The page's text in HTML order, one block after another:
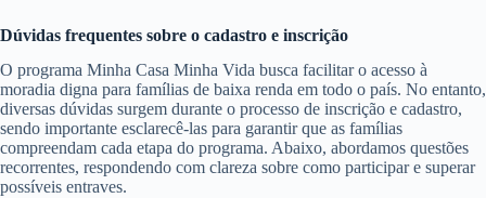
Dúvidas frequentes sobre o cadastro e inscrição
O programa Minha Casa Minha Vida busca facilitar o acesso à
moradia digna para famílias de baixa renda em todo o país. No entanto,
diversas dúvidas surgem durante o processo de inscrição e cadastro,
sendo importante esclarecê-las para garantir que as famílias
compreendam cada etapa do programa. Abaixo, abordamos questões
recorrentes, respondendo com clareza sobre como participar e superar
possíveis entraves.